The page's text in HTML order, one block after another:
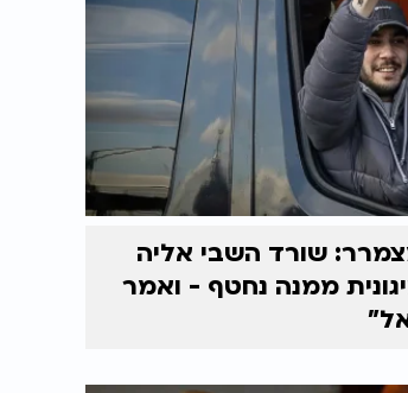
שורד השבי אליה
ממנה נחטף - ואמר